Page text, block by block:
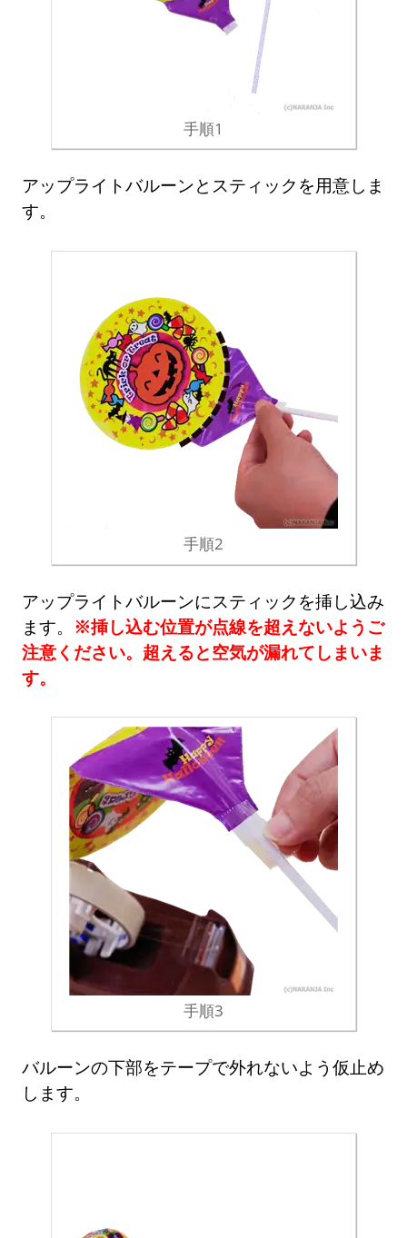
手順1
アップライトバルーンとスティックを用意しま
す。
手順2
アップライトバルーンにスティックを挿し込み
ます。 ※挿し込む位置が点線を超えないようご
注意ください。超えると空気が漏れてしまいま
す。
手順3
バルーンの下部をテープで外れないよう仮止め
します。